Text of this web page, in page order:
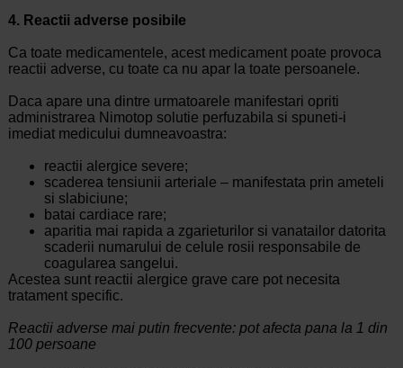
4. Reactii adverse posibile
Ca toate medicamentele, acest medicament poate provoca
reactii adverse, cu toate ca nu apar la toate persoanele.
Daca apare una dintre urmatoarele manifestari opriti
administrarea Nimotop solutie perfuzabila si spuneti-i
imediat medicului dumneavoastra:
reactii alergice severe;
scaderea tensiunii arteriale – manifestata prin ameteli
si slabiciune;
batai cardiace rare;
aparitia mai rapida a zgarieturilor si vanatailor datorita
scaderii numarului de celule rosii responsabile de
coagularea sangelui.
Acestea sunt reactii alergice grave care pot necesita
tratament specific.
Reactii adverse mai putin frecvente: pot afecta pana la 1 din
100 persoane